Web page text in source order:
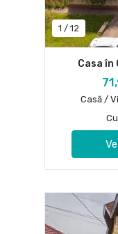
1 / 12
Casa în
Casă /